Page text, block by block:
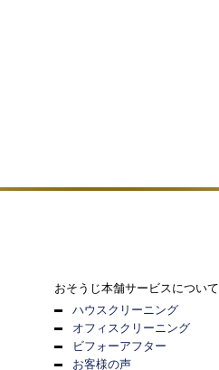
おそうじ本舗サービスについて
ハウスクリーニング
オフィスクリーニング
ビフォーアフター
お客様の声